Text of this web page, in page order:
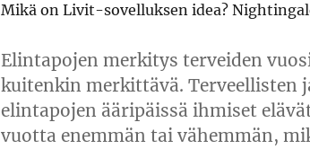
Mikä on Livit-sovelluksen idea?
Elintapojen merkitys terveiden
kuitenkin merkittävä. Terveellisten
elintapojen ääripäissä ihmiset
vuotta enemmän tai vähemmän,